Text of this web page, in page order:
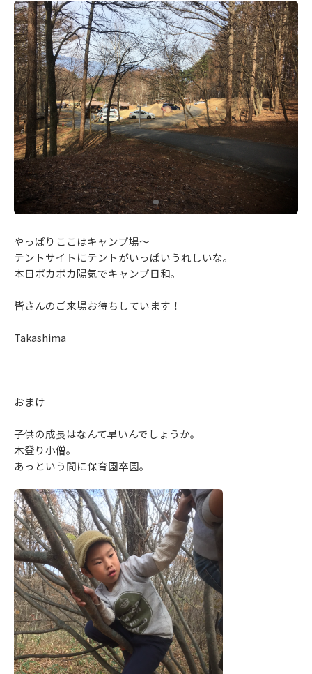
やっぱりここはキャンプ場～
テントサイトにテントがいっぱいうれしいな。
本日ポカポカ陽気でキャンプ日和。
皆さんのご来場お待ちしています！
Takashima
おまけ
子供の成長はなんて早いんでしょうか。
木登り小僧。
あっという間に保育園卒園。